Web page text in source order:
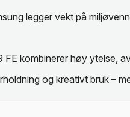
legger vekt på
FE kombinerer høy ytelse,
og kreativt bruk –